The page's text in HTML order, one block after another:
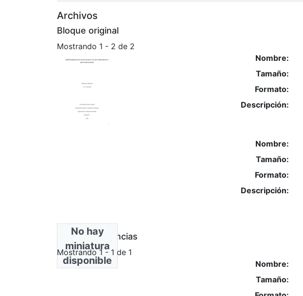
Archivos
Bloque original
Mostrando 1 - 2 de 2
Nombre:
Tamaño:
Formato:
Descripción:
No hay
miniatura
disponible
Nombre:
Tamaño:
Formato:
Descripción:
Bloque de licencias
Mostrando1 - 1 de 1
Nombre:
Tamaño: